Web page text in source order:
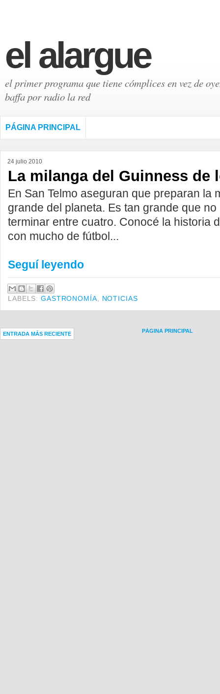
el alargue
el primer programa que tiene cómplices en vez de
baffa por radio la red
PÁGINA PRINCIPAL
24 julio 2010
La milanga del Guinness de
En San Telmo aseguran que preparan la
grande del planeta. Es tan grande que
terminar entre cuatro. Conocé la historia
con mucho de fútbol...
Seguí leyendo
LABELS:GASTRONOMÍA NOTICIAS
ENTRADA MÁS RECIENTE PÁGINA PRINCIPAL